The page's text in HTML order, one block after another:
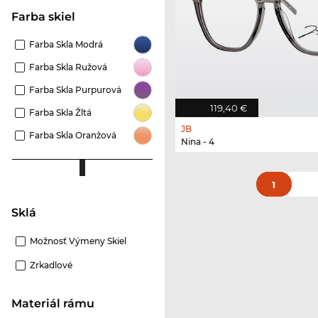
Farba skiel
Farba Skla Modrá
Farba Skla Ružová
Farba Skla Purpurová
Farba Skla Žltá
Farba Skla Oranžová
Sklá
Možnosť Výmeny Skiel
Zrkadlové
Materiál rámu
119,40 €
JB
Nina - 4
1